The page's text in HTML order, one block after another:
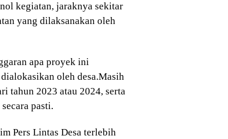
kegiatan, jaraknya sekitar
yang dilaksanakan oleh
apa proyek ini
oleh desa.Masih
tahun 2023 atau 2024, serta
pasti.
Pers Lintas Desa terlebih